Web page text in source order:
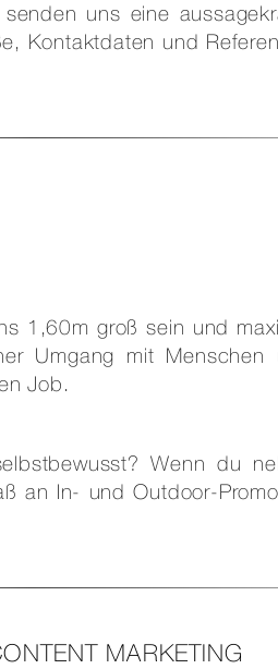
uns eine
Kontaktdaten und
1,60m groß sein und
Umgang mit Menschen
Job.
Wenn du
an In- und Outdoor-
MARKETING